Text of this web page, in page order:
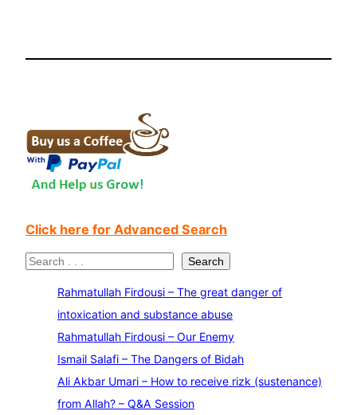
Click here for Advanced Search
S
Search
Rahmatullah Firdousi – The great danger of
intoxication and substance abuse
Rahmatullah Firdousi – Our Enemy
Ismail Salafi – The Dangers of Bidah
Ali Akbar Umari – How to receive rizk (sustenance)
from Allah? – Q&A Session